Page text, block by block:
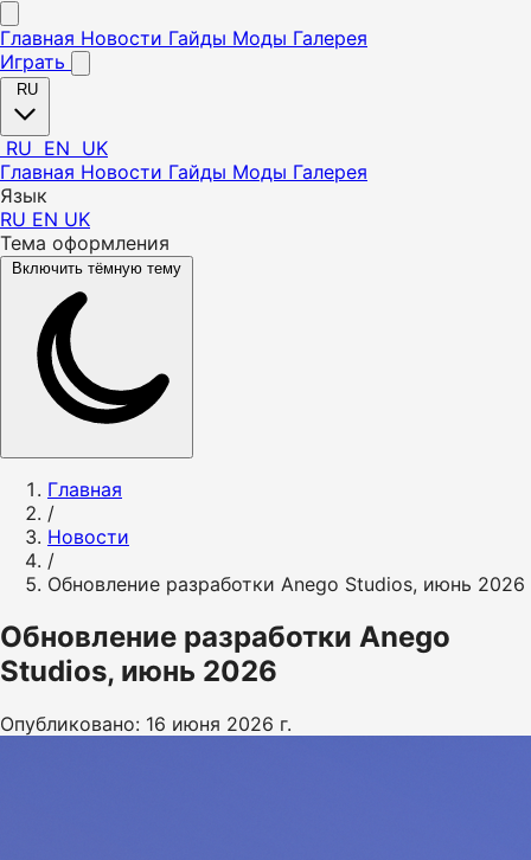
Главная Новости Гайды Моды Галерея
Играть
RU
RU EN UK
Главная Новости Гайды Моды Галерея
Язык
RU EN UK
Тема оформления
Включить тёмную тему
Главная
/
Новости
/
Обновление разработки Anego Studios, июнь 2026
Обновление разработки Anego
Studios, июнь 2026
Опубликовано: 16 июня 2026 г.